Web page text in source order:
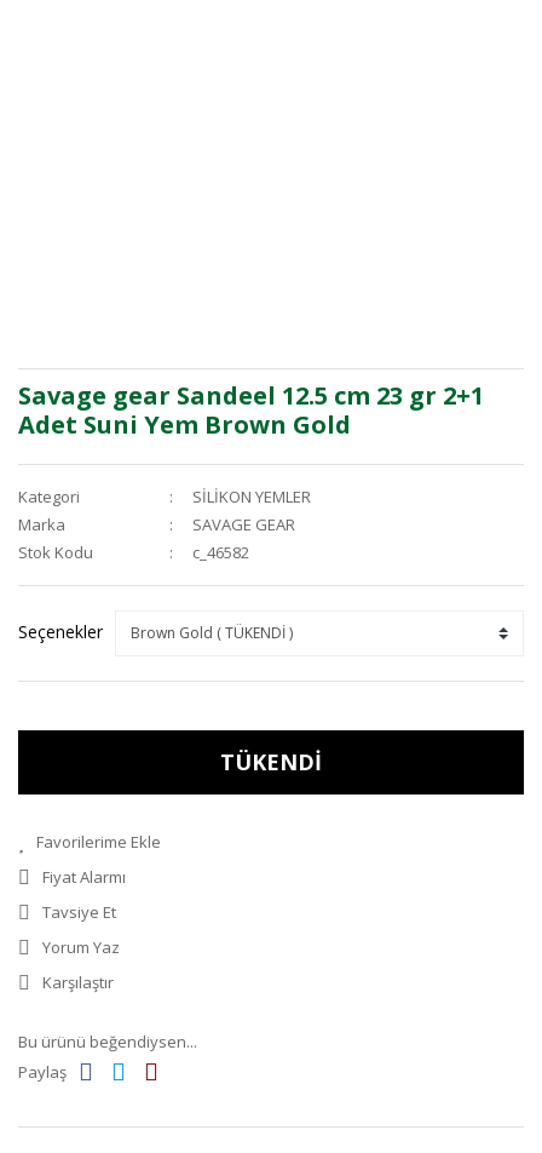
Savage gear Sandeel 12.5 cm 23 gr 2+1
Adet Suni Yem Brown Gold
Kategori
SİLİKON YEMLER
Marka
SAVAGE GEAR
Stok Kodu
c_46582
Seçenekler
TÜKENDİ
Fiyat Alarmı
Tavsiye Et
Yorum Yaz
Karşılaştır
Bu ürünü beğendiysen...
Paylaş